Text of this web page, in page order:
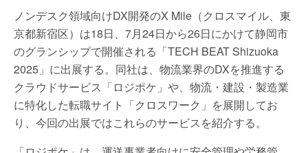
ノンデスク領域向けDX開発のX Mile（クロスマイル、東
京都新宿区）は18日、7月24日から26日にかけて静岡市
のグランシップで開催される「TECH BEAT Shizuoka
2025」に出展する。同社は、物流業界のDXを推進する
クラウドサービス「ロジポケ」や、物流・建設・製造業
に特化した転職サイト「クロスワーク」を展開してお
り、今回の出展ではこれらのサービスを紹介する。